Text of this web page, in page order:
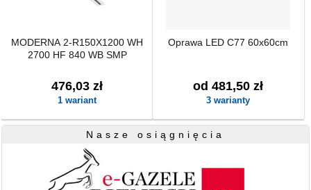
MODERNA 2-R150X1200 WH
2700 HF 840 WB SMP
476,03 zł
1 wariant
Oprawa LED C77 60x60cm
od 481,50 zł
3 warianty
Nasze osiągnięcia